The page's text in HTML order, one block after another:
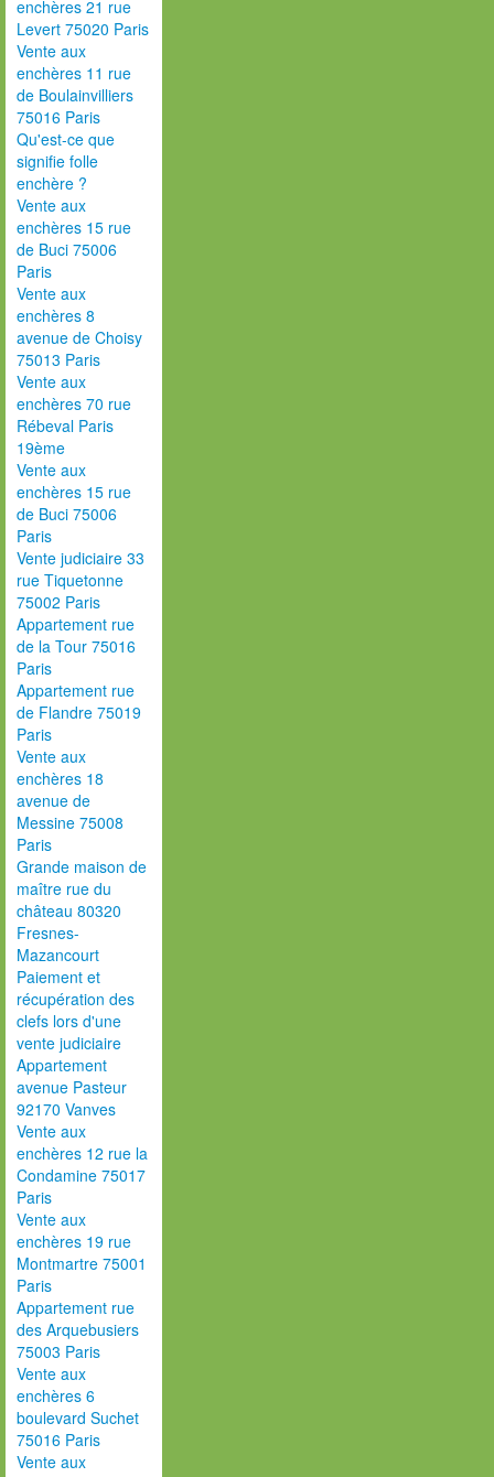
enchères 21 rue
Levert 75020 Paris
Vente aux
enchères 11 rue
de Boulainvilliers
75016 Paris
Qu'est-ce que
signifie folle
enchère ?
Vente aux
enchères 15 rue
de Buci 75006
Paris
Vente aux
enchères 8
avenue de Choisy
75013 Paris
Vente aux
enchères 70 rue
Rébeval Paris
19ème
Vente aux
enchères 15 rue
de Buci 75006
Paris
Vente judiciaire 33
rue Tiquetonne
75002 Paris
Appartement rue
de la Tour 75016
Paris
Appartement rue
de Flandre 75019
Paris
Vente aux
enchères 18
avenue de
Messine 75008
Paris
Grande maison de
maître rue du
château 80320
Fresnes-
Mazancourt
Paiement et
récupération des
clefs lors d'une
vente judiciaire
Appartement
avenue Pasteur
92170 Vanves
Vente aux
enchères 12 rue la
Condamine 75017
Paris
Vente aux
enchères 19 rue
Montmartre 75001
Paris
Appartement rue
des Arquebusiers
75003 Paris
Vente aux
enchères 6
boulevard Suchet
75016 Paris
Vente aux